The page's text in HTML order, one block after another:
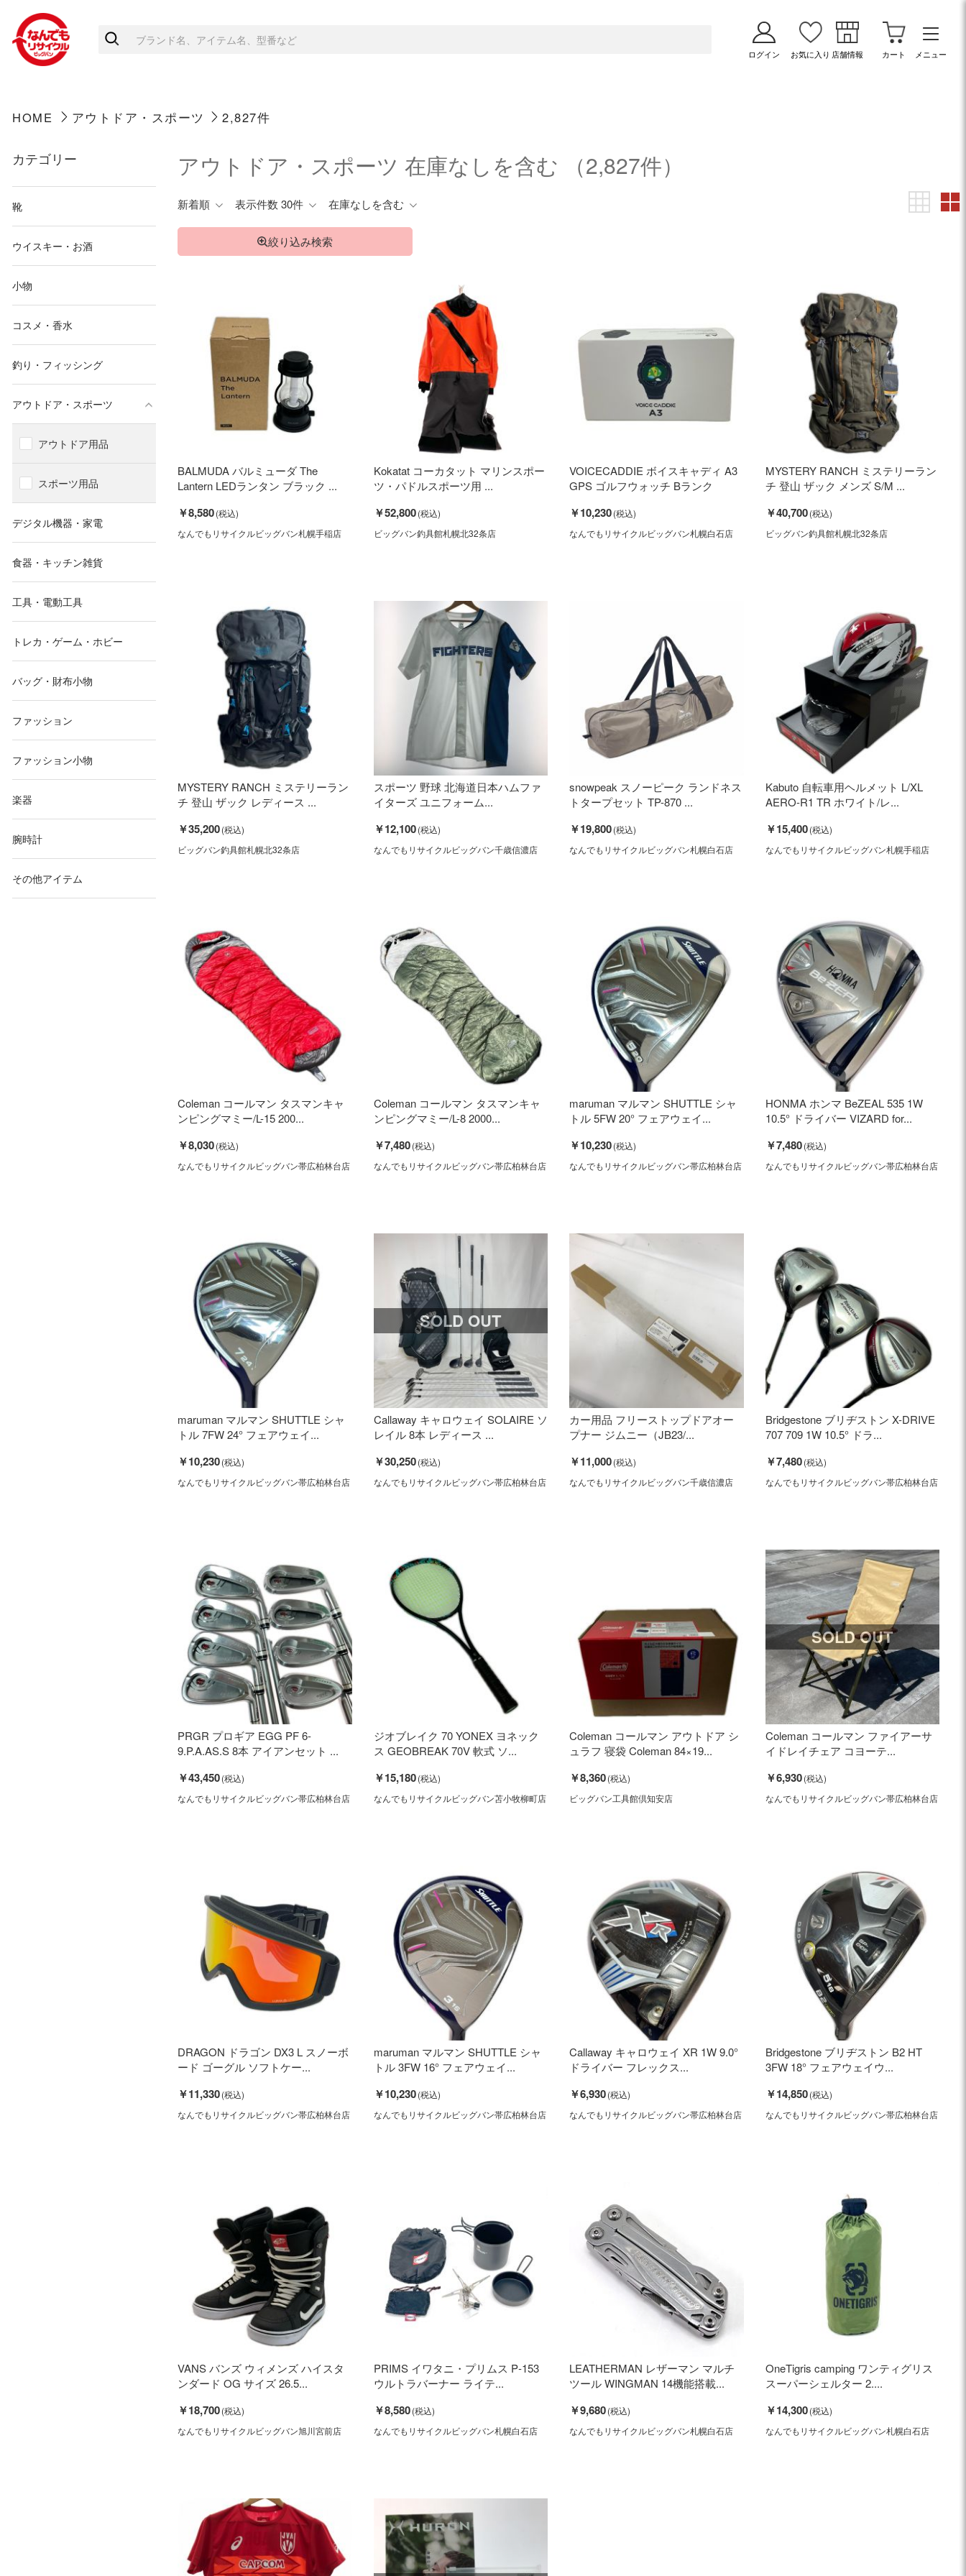
ログイン お気に入り 店舗情報 カート メニュー
HOME アウトドア・スポーツ 2,827件
カテゴリー
靴
ウイスキー・お酒
小物
コスメ・香水
釣り・フィッシング
アウトドア・スポーツ
アウトドア用品
スポーツ用品
デジタル機器・家電
食器・キッチン雑貨
工具・電動工具
トレカ・ゲーム・ホビー
バッグ・財布小物
ファッション
ファッション小物
楽器
腕時計
その他アイテム
アウトドア・スポーツ 在庫なしを含む （2,827件）
新着順 表示件数 30件 在庫なしを含む
絞り込み検索
BALMUDA バルミューダ The
Lantern LEDランタン ブラック ...
￥8,580
なんでもリサイクルビッグバン札幌手稲店
Kokatat コーカタット マリンスポー
ツ・パドルスポーツ用 ...
￥52,800
ビッグバン釣具館札幌北32条店
VOICECADDIE ボイスキャディ A3
GPS ゴルフウォッチ Bランク
￥10,230
なんでもリサイクルビッグバン札幌白石店
MYSTERY RANCH ミステリーラン
チ 登山 ザック メンズ S/M ...
￥40,700
ビッグバン釣具館札幌北32条店
MYSTERY RANCH ミステリーラン
チ 登山 ザック レディース ...
￥35,200
ビッグバン釣具館札幌北32条店
スポーツ 野球 北海道日本ハムファ
イターズ ユニフォーム...
￥12,100
なんでもリサイクルビッグバン千歳信濃店
snowpeak スノーピーク ランドネス
トタープセット TP-870 ...
￥19,800
なんでもリサイクルビッグバン札幌白石店
Kabuto 自転車用ヘルメット L/XL
AERO-R1 TR ホワイト/レ...
￥15,400
なんでもリサイクルビッグバン札幌手稲店
Coleman コールマン タスマンキャ
ンピングマミー/L-15 200...
￥8,030
なんでもリサイクルビッグバン帯広柏林台店
Coleman コールマン タスマンキャ
ンピングマミー/L-8 2000...
￥7,480
なんでもリサイクルビッグバン帯広柏林台店
maruman マルマン SHUTTLE シャ
トル 5FW 20° フェアウェイ...
￥10,230
なんでもリサイクルビッグバン帯広柏林台店
HONMA ホンマ BeZEAL 535 1W
10.5° ドライバー VIZARD for...
￥7,480
なんでもリサイクルビッグバン帯広柏林台店
maruman マルマン SHUTTLE シャ
トル 7FW 24° フェアウェイ...
￥10,230
なんでもリサイクルビッグバン帯広柏林台店
SOLD OUT
Callaway キャロウェイ SOLAIRE ソ
レイル 8本 レディース ...
￥30,250
なんでもリサイクルビッグバン帯広柏林台店
カー用品 フリーストップドアオー
プナー ジムニー（JB23/...
￥11,000
なんでもリサイクルビッグバン千歳信濃店
Bridgestone ブリヂストン X-DRIVE
707 709 1W 10.5° ドラ...
￥7,480
なんでもリサイクルビッグバン帯広柏林台店
PRGR プロギア EGG PF 6-
9.P.A.AS.S 8本 アイアンセット ...
￥43,450
なんでもリサイクルビッグバン帯広柏林台店
ジオブレイク 70 YONEX ヨネック
ス GEOBREAK 70V 軟式 ソ...
￥15,180
なんでもリサイクルビッグバン苫小牧柳町店
Coleman コールマン アウトドア シ
ュラフ 寝袋 Coleman 84×19...
￥8,360
ビッグバン工具館倶知安店
SOLD OUT
Coleman コールマン ファイアーサ
イドレイチェア コヨーテ...
￥6,930
なんでもリサイクルビッグバン帯広柏林台店
DRAGON ドラゴン DX3 L スノーボ
ード ゴーグル ソフトケー...
￥11,330
なんでもリサイクルビッグバン帯広柏林台店
maruman マルマン SHUTTLE シャ
トル 3FW 16° フェアウェイ...
￥10,230
なんでもリサイクルビッグバン帯広柏林台店
Callaway キャロウェイ XR 1W 9.0°
ドライバー フレックス...
￥6,930
なんでもリサイクルビッグバン帯広柏林台店
Bridgestone ブリヂストン B2 HT
3FW 18° フェアウェイウ...
￥14,850
なんでもリサイクルビッグバン帯広柏林台店
VANS バンズ ウィメンズ ハイスタ
ンダード OG サイズ 26.5...
￥18,700
なんでもリサイクルビッグバン旭川宮前店
PRIMS イワタニ・プリムス P‐153
ウルトラバーナー ライテ...
￥8,580
なんでもリサイクルビッグバン札幌白石店
LEATHERMAN レザーマン マルチ
ツール WINGMAN 14機能搭載...
￥9,680
なんでもリサイクルビッグバン札幌白石店
OneTigris camping ワンティグリス
スーパーシェルター 2....
￥14,300
なんでもリサイクルビッグバン札幌白石店